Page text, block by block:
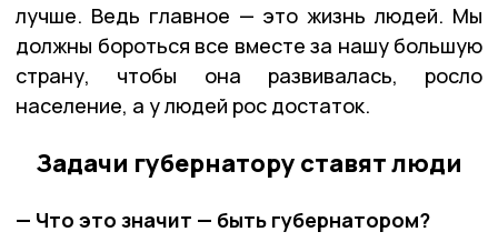
лучше. Ведь главное — это жизнь людей. Мы
должны бороться все вместе за нашу большую
страну, чтобы она развивалась, росло
население, а у людей рос достаток.
Задачи губернатору ставят люди
— Что это значит — быть губернатором?